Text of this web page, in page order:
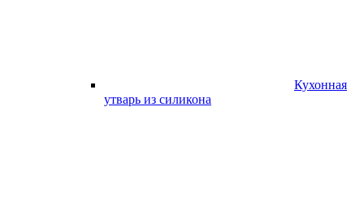
Кухонная
утварь из силикона